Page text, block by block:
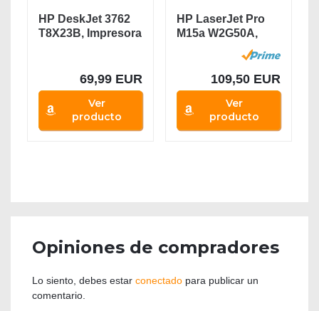
HP DeskJet 3762
T8X23B, Impresora
69,99 EUR
Ver
producto
HP LaserJet Pro
M15a W2G50A,
Impresora A4...
109,50 EUR
Ver
producto
Opiniones de compradores
Lo siento, debes estar conectado para publicar un
comentario.